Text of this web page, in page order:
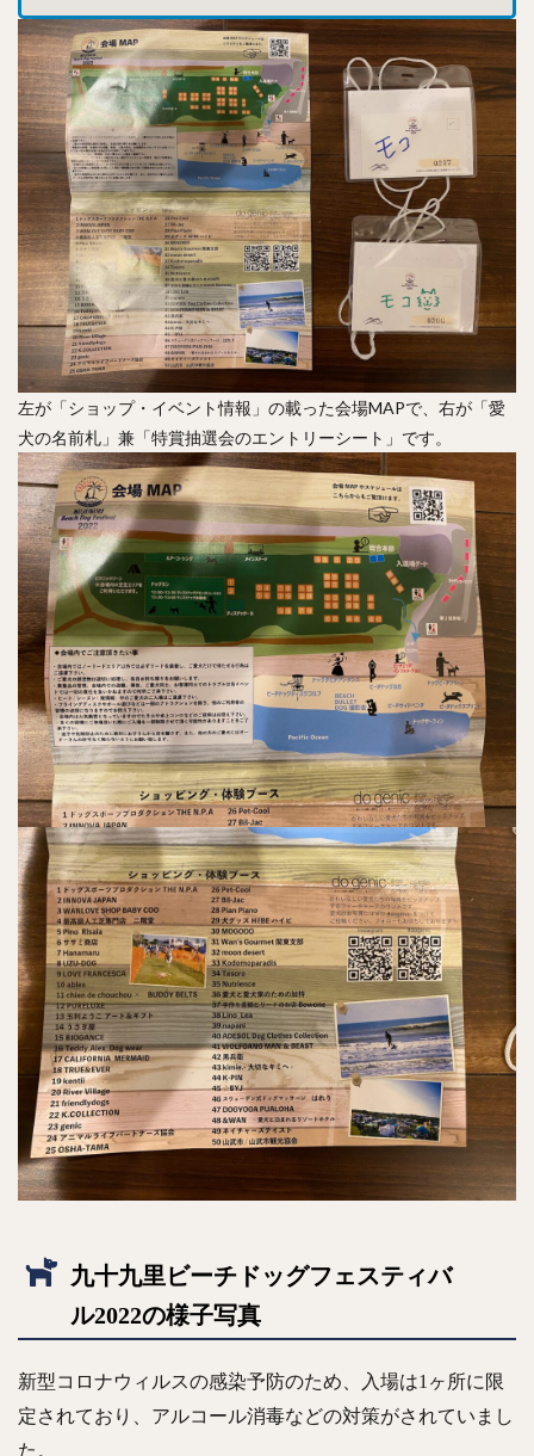
左が「ショップ・イベント情報」の載った会場MAPで、右が「愛
犬の名前札」兼「特賞抽選会のエントリーシート」です。
九十九里ビーチドッグフェスティバ
ル2022の様子写真
新型コロナウィルスの感染予防のため、入場は1ヶ所に限
定されており、アルコール消毒などの対策がされていまし
た。